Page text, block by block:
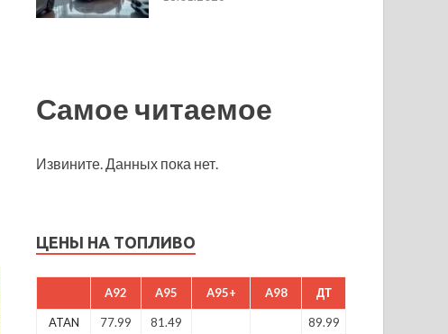
Самое читаемое
Извините. Данных пока нет.
ЦЕНЫ НА ТОПЛИВО
A92 A95 A95+ A98 ДТ
ATAN 77.99 81.49
89.99